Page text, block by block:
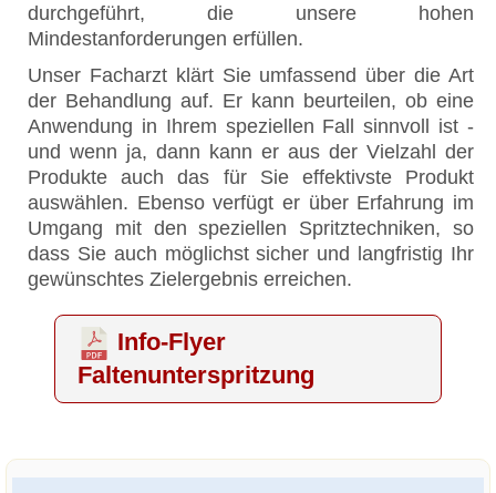
durchgeführt, die unsere hohen
Mindestanforderungen erfüllen.
Unser Facharzt klärt Sie umfassend über die Art
der Behandlung auf. Er kann beurteilen, ob eine
Anwendung in Ihrem speziellen Fall sinnvoll ist -
und wenn ja, dann kann er aus der Vielzahl der
Produkte auch das für Sie effektivste Produkt
auswählen. Ebenso verfügt er über Erfahrung im
Umgang mit den speziellen Spritztechniken, so
dass Sie auch möglichst sicher und langfristig Ihr
gewünschtes Zielergebnis erreichen.
Info-Flyer
Faltenunterspritzung